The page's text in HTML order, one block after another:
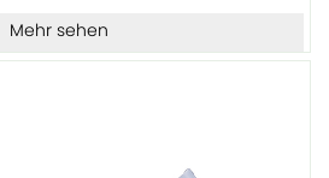
Mehr sehen